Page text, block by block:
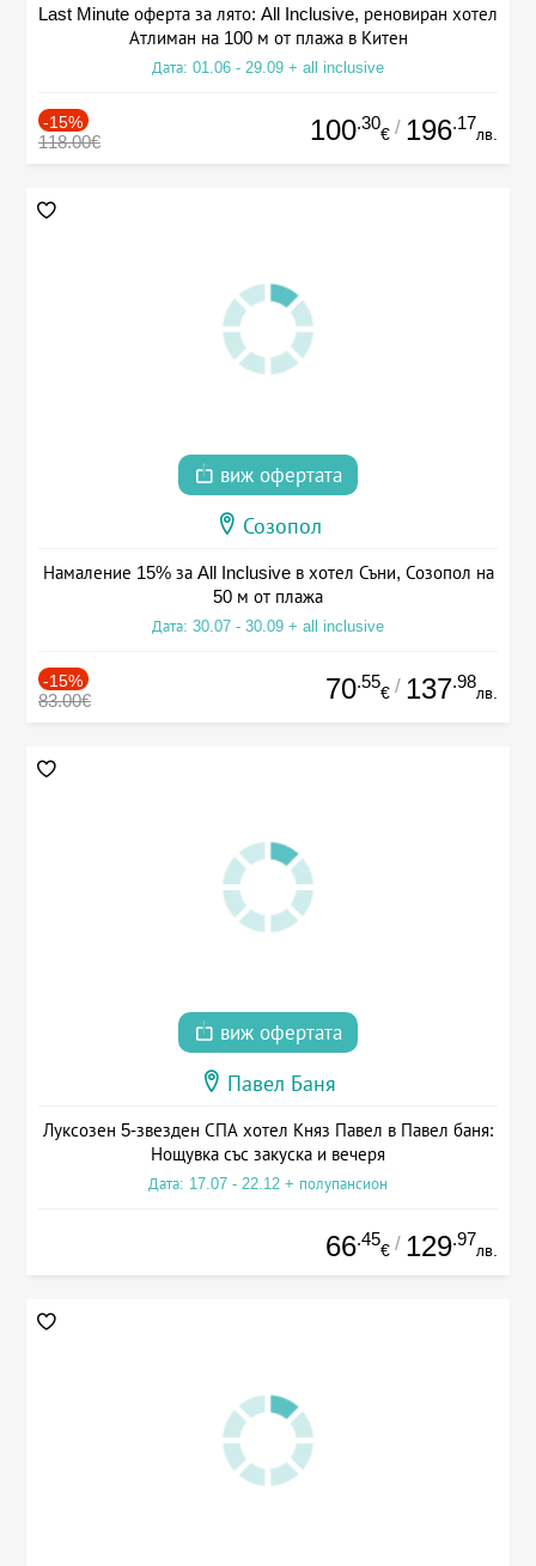
Last Minute оферта за лято: All Inclusive, реновиран хотел
Атлиман на 100 м от плажа в Китен
Дата: 01.06 - 29.09 + all inclusive
-15%
118.00€ 100.30
€ / 196.17
лв.
виж офертата
Созопол
Намаление 15% за All Inclusive в хотел Съни, Созопол на
50 м от плажа
Дата: 30.07 - 30.09 + all inclusive
-15%
83.00€ 70.55
€ / 137.98
лв.
виж офертата
Павел Баня
Луксозен 5-звезден СПА хотел Княз Павел в Павел баня:
Нощувка със закуска и вечеря
Дата: 17.07 - 22.12 + полупансион
66.45
€ / 129.97
лв.